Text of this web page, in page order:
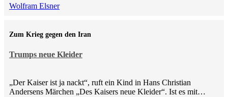
Wolfram Elsner
Trumps neue Kleider
Zum Krieg gegen den Iran
„Der Kaiser ist ja nackt“, ruft ein Kind in Hans Christian
Andersens Märchen „Des Kaisers neue Kleider“. Ist es mit…